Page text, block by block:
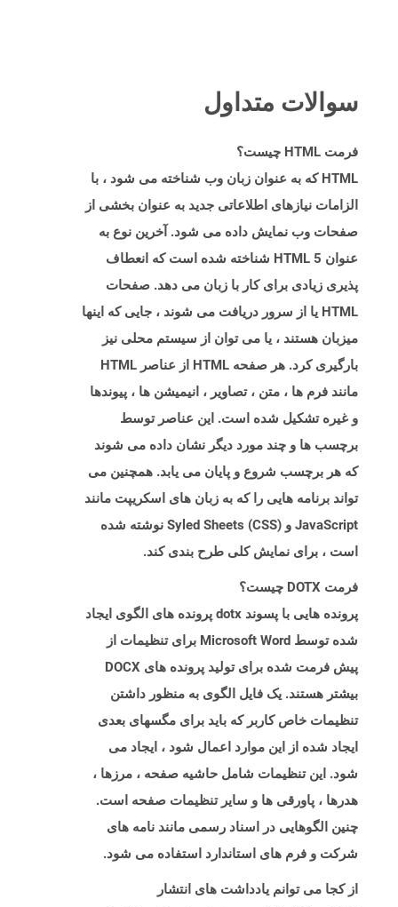
سوالات متداول
فرمت HTML چیست؟
HTML که به عنوان زبان وب شناخته می شود ، با
الزامات نیازهای اطلاعاتی جدید به عنوان بخشی از
صفحات وب نمایش داده می شود. آخرین نوع به
عنوان HTML 5 شناخته شده است که انعطاف
پذیری زیادی برای کار با زبان می دهد. صفحات
HTML یا از سرور دریافت می شوند ، جایی که اینها
میزبان هستند ، یا می توان از سیستم محلی نیز
بارگیری کرد. هر صفحه HTML از عناصر HTML
مانند فرم ها ، متن ، تصاویر ، انیمیشن ها ، پیوندها
و غیره تشکیل شده است. این عناصر توسط
برچسب ها و چند مورد دیگر نشان داده می شوند
که هر برچسب شروع و پایان می یابد. همچنین می
تواند برنامه هایی را که به زبان های اسکریپت مانند
JavaScript و Syled Sheets (CSS) نوشته شده
است ، برای نمایش کلی طرح بندی کند.
فرمت DOTX چیست؟
پرونده هایی با پسوند dotx پرونده های الگوی ایجاد
شده توسط Microsoft Word برای تنظیمات از
پیش فرمت شده برای تولید پرونده های DOCX
بیشتر هستند. یک فایل الگوی به منظور داشتن
تنظیمات خاص کاربر که باید برای مگسهای بعدی
ایجاد شده از این موارد اعمال شود ، ایجاد می
شود. این تنظیمات شامل حاشیه صفحه ، مرزها ،
هدرها ، پاورقی ها و سایر تنظیمات صفحه است.
چنین الگوهایی در اسناد رسمی مانند نامه های
شرکت و فرم های استاندارد استفاده می شود.
از کجا می توانم یادداشت های انتشار